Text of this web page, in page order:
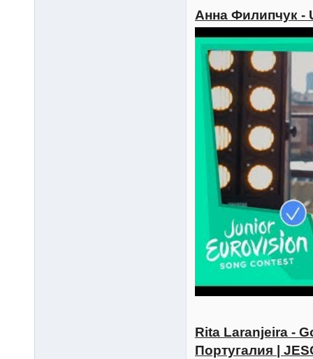
Анна Филипчук -
Rita Laranjeira -
Португалия |